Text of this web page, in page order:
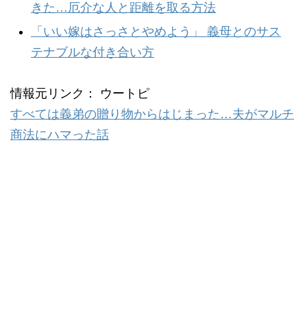
きた…厄介な人と距離を取る方法
「いい嫁はさっさとやめよう」 義母とのサス
テナブルな付き合い方
情報元リンク： ウートピ
すべては義弟の贈り物からはじまった…夫がマルチ
商法にハマった話